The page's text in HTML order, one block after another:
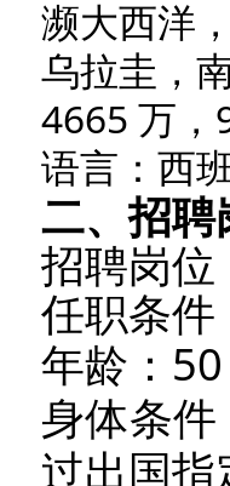
濒大西洋
乌拉圭，
4665 万，
语言：西
二、招
招聘岗
任职条件
年龄：
身体条
过出国